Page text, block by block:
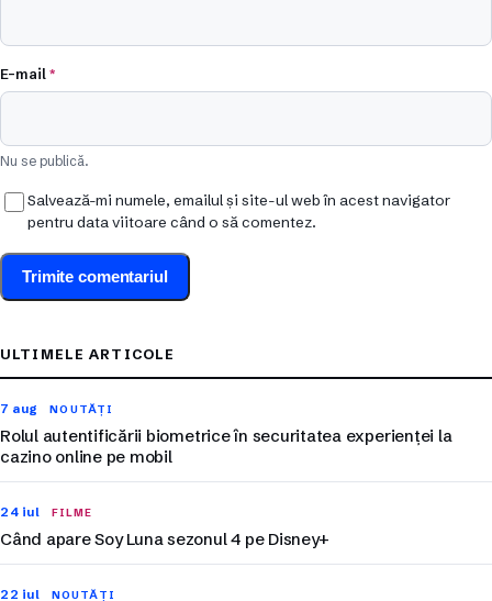
E-mail*
Nu se publică.
Salvează-mi numele, emailul și site-ul web în acest navigator
pentru data viitoare când o să comentez.
ULTIMELE ARTICOLE
7 aug NOUTĂȚI
Rolul autentificării biometrice în securitatea experienței la
cazino online pe mobil
24 iul FILME
Când apare Soy Luna sezonul 4 pe Disney+
22 iul NOUTĂȚI